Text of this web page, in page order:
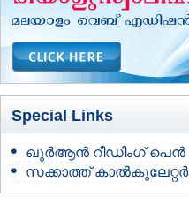
Special Links
ഖുർആൻ റീഡിംഗ് പെൻ
സക്കാത്ത് കാൽകുലേറ്റർ